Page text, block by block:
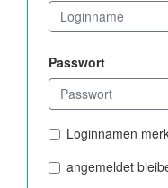
Passwort
Loginnamen
angemeldet